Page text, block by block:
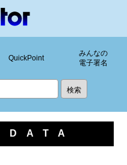
QuickPoint
みんなの
電子署名